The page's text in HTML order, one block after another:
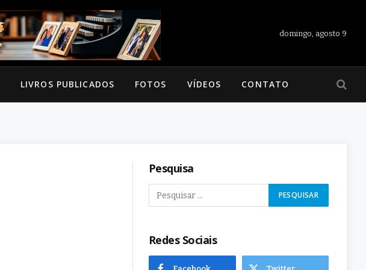
domingo, agosto 9
LIVROS PUBLICADOS FOTOS VÍDEOS CONTATO
Pesquisa
Redes Sociais